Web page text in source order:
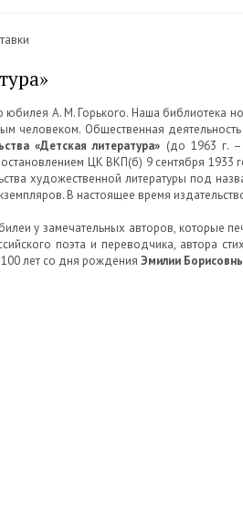
юбилея А. М. Горького. Наша библиотека
человеком. Общественная
«Детская литература» (до 1963 г. –
ЦК ВКП(б) 9 сентября
художественной литературы под
В настоящее время
у замечательных авторов, которые
поэта и переводчика, автора
100 лет со дня рождения Эмилии